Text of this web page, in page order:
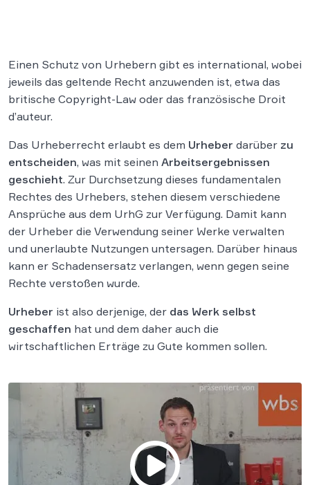
Einen Schutz von Urhebern gibt es international, wobei
jeweils das geltende Recht anzuwenden ist, etwa das
britische Copyright-Law oder das französische Droit
d’auteur.
Das Urheberrecht erlaubt es dem Urheber darüber zu
entscheiden, was mit seinen Arbeitsergebnissen
geschieht. Zur Durchsetzung dieses fundamentalen
Rechtes des Urhebers, stehen diesem verschiedene
Ansprüche aus dem UrhG zur Verfügung. Damit kann
der Urheber die Verwendung seiner Werke verwalten
und unerlaubte Nutzungen untersagen. Darüber hinaus
kann er Schadensersatz verlangen, wenn gegen seine
Rechte verstoßen wurde.
Urheber ist also derjenige, der das Werk selbst
geschaffen hat und dem daher auch die
wirtschaftlichen Erträge zu Gute kommen sollen.